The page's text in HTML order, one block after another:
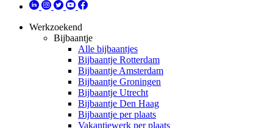
Werkzoekend
Bijbaantje
Alle bijbaantjes
Bijbaantje Rotterdam
Bijbaantje Amsterdam
Bijbaantje Groningen
Bijbaantje Utrecht
Bijbaantje Den Haag
Bijbaantje per plaats
Vakantiewerk per plaats